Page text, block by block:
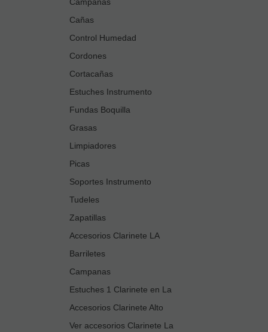
Cañas
Control Humedad
Cordones
Cortacañas
Estuches Instrumento
Fundas Boquilla
Grasas
Limpiadores
Picas
Soportes Instrumento
Tudeles
Zapatillas
Accesorios Clarinete LA
Barriletes
Campanas
Estuches 1 Clarinete en La
Accesorios Clarinete Alto
Ver accesorios Clarinete La